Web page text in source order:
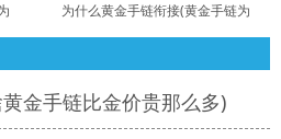
为什么黄金手链衔接(黄金手链为
金手链比金价贵那么多)